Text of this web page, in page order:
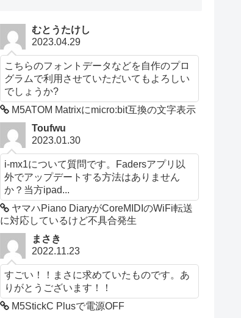
むとうたけし
2023.04.29
こちらのフォントデータなどを自作のプロ
グラムで利用させていただいてもよろしい
でしょうか?
M5ATOM Matrixにmicro:bit互換の文字表示
Toufwu
2023.01.30
i-mx1について質問です。Fadersアプリ以
外でアップデートする方法はありません
か？当方ipad...
ヤマハPiano DiaryがCoreMIDIのWiFi転送
に対応しているけど不具合発生
まさき
2022.11.23
すごい！！まさに求めていたものです。あ
りがとうございます！！
M5StickC Plusで電源OFF